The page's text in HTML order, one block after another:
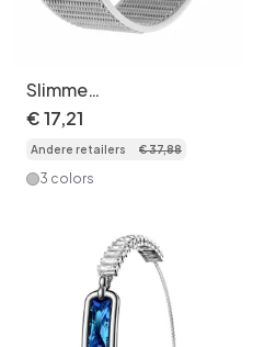
Slimme
gezondheidstracker,
comfortabele armband
| Hartslag-, slaap- en
SpO2-monitor
€17,21
Andere retailers €37,88
3 colors